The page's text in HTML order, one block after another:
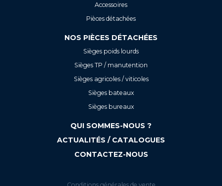
Accessoires
Pièces détachées
NOS PIÈCES DÉTACHÉES
Sièges poids lourds
Sièges TP / manutention
Sièges agricoles / viticoles
Sièges bateaux
Sièges bureaux
QUI SOMMES-NOUS ?
ACTUALITÉS / CATALOGUES
CONTACTEZ-NOUS